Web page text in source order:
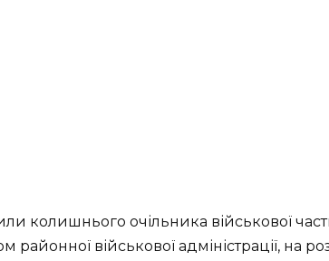
колишнього очільника військової
військової адміністрації, на